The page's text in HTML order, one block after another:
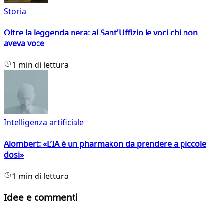
Storia
Oltre la leggenda nera: al Sant'Uffizio le voci chi non
aveva voce
1 min di lettura
Intelligenza artificiale
Alombert: «L’IA è un pharmakon da prendere a piccole
dosi»
1 min di lettura
Idee e commenti